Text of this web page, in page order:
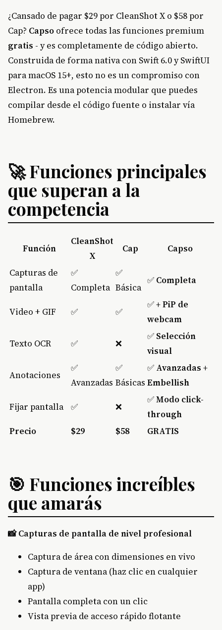
¿Cansado de pagar $29 por CleanShot X o $58 por
Cap? Capso ofrece todas las funciones premium
gratis - y es completamente de código abierto.
Construida de forma nativa con Swift 6.0 y SwiftUI
para macOS 15+, esto no es un compromiso con
Electron. Es una potencia modular que puedes
compilar desde el código fuente o instalar vía
Homebrew.
🚀 Funciones principales
que superan a la
competencia
Función
CleanShot
X
Cap Capso
Capturas de
pantalla
✅
Completa
✅
Básica
✅ Completa
Video + GIF ✅ ✅
✅+ PiP de
webcam
Texto OCR ✅ ❌
✅ Selección
visual
Anotaciones
✅
Avanzadas
✅
Básicas
✅ Avanzadas +
Embellish
Fijar pantalla ✅ ❌
✅Modo click-
through
Precio
$29 $58 GRATIS
🎯 Funciones increíbles
que amarás
📸 Capturas de pantalla de nivel profesional
Captura de área con dimensiones en vivo
Captura de ventana (haz clic en cualquier
app)
Pantalla completa con un clic
Vista previa de acceso rápido flotante